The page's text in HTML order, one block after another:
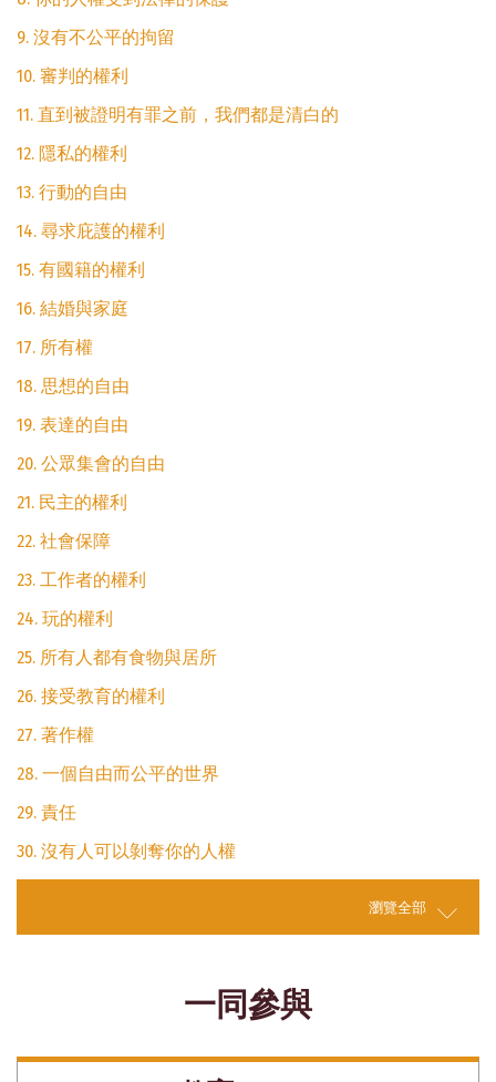
9. 沒有不公平的拘留
10. 審判的權利
11. 直到被證明有罪之前，我們都是清白的
12. 隱私的權利
13. 行動的自由
14. 尋求庇護的權利
15. 有國籍的權利
16. 結婚與家庭
17. 所有權
18. 思想的自由
19. 表達的自由
20. 公眾集會的自由
21. 民主的權利
22. 社會保障
23. 工作者的權利
24. 玩的權利
25. 所有人都有食物與居所
26. 接受教育的權利
27. 著作權
28. 一個自由而公平的世界
29. 責任
30. 沒有人可以剝奪你的人權
瀏覽全部
一同參與